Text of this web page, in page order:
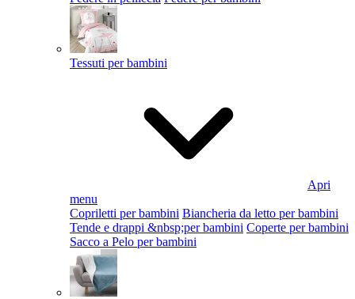
Tessuti per bambini
Apri
menu
Copriletti per bambini Biancheria da letto per bambini
Tende e drappi &nbsp;per bambini Coperte per bambini
Sacco a Pelo per bambini